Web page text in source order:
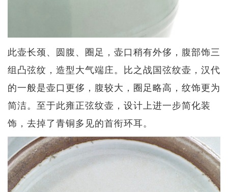
此壶长颈、圆腹、圈足，壶口稍有外侈，腹部饰三
组凸弦纹，造型大气端庄。比之战国弦纹壶，汉代
的一般是壶口更侈，腹较大，圈足略高，纹饰更为
简洁。至于此雍正弦纹壶，设计上进一步简化装
饰，去掉了青铜多见的首衔环耳。